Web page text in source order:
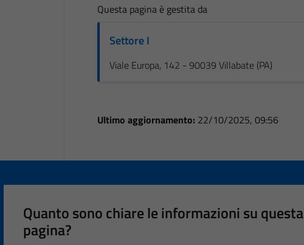
Questa pagina è gestita da
Settore I
Viale Europa, 142 - 90039 Villabate (PA)
Ultimo aggiornamento: 22/10/2025, 09:56
Quanto sono chiare le informazioni su questa
pagina?